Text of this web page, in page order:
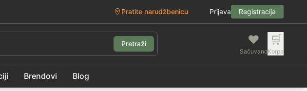
Pratite narudžbenicu Prijava Registracija
Pretraži ❤️
Sačuvano
🛒
Korpa
Brendovi Blog